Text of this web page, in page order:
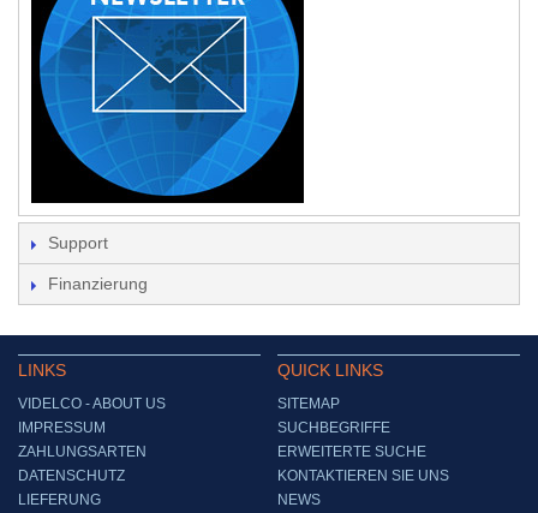
Support
Finanzierung
LINKS
VIDELCO - ABOUT US
IMPRESSUM
ZAHLUNGSARTEN
DATENSCHUTZ
LIEFERUNG
QUICK LINKS
SITEMAP
SUCHBEGRIFFE
ERWEITERTE SUCHE
KONTAKTIEREN SIE UNS
NEWS